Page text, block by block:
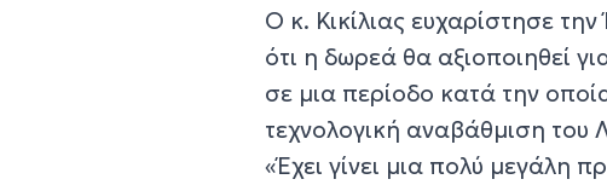
Ο κ. Κικίλιας ευχαρίστησε
ότι η δωρεά θα αξιοποιηθεί
σε μια περίοδο κατά την
τεχνολογική αναβάθμιση του
«Έχει γίνει μια πολύ μεγάλη